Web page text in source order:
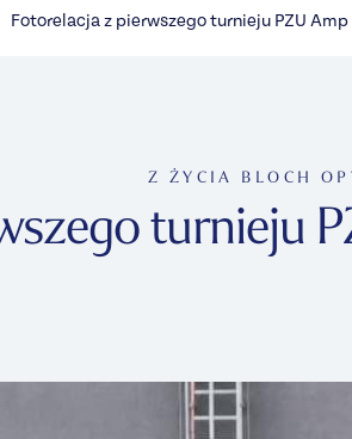
Fotorelacja z pierwszego turnieju PZU
Z ŻYCIA BLOCH
turnieju